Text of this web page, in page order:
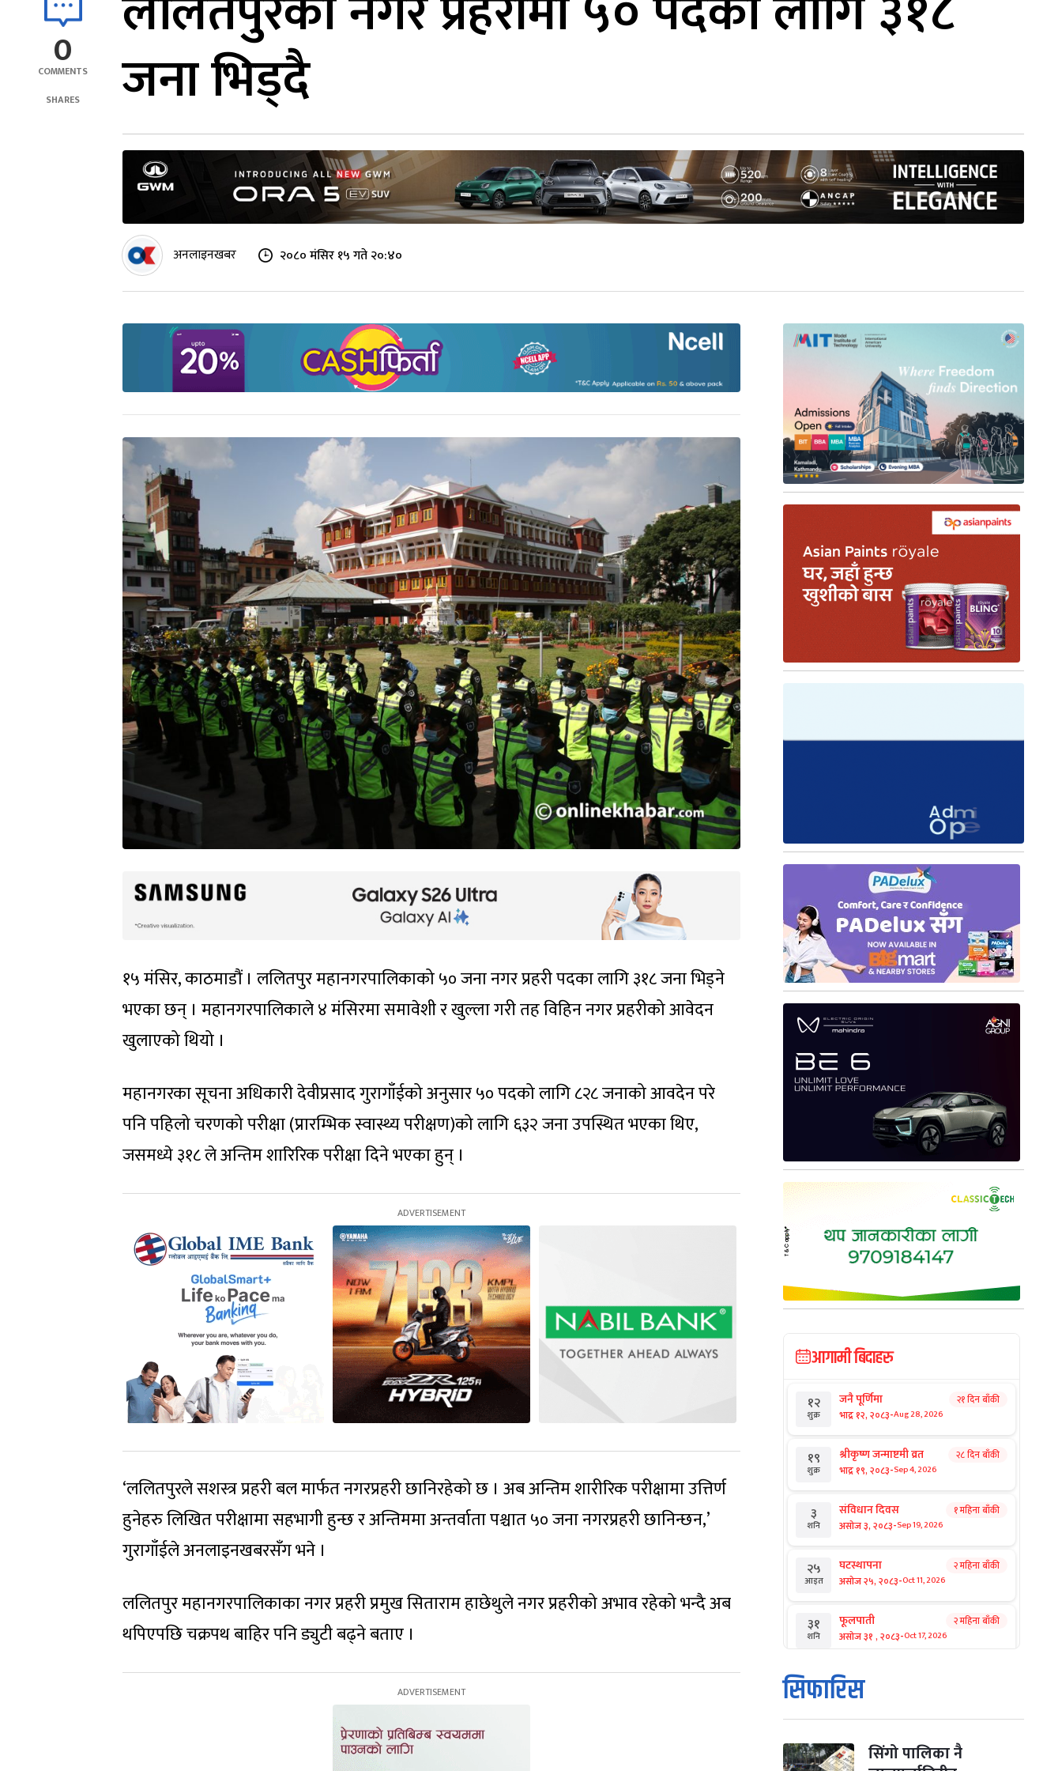
0
COMMENTS
SHARES
जना भिड्दै
अनलाइनखबर २०८० मंसिर १५ गते २०:४०
१५ मंसिर, काठमाडौं । ललितपुर महानगरपालिकाको ५० जना नगर प्रहरी पदका लागि ३१८ जना भिड्ने
भएका छन् । महानगरपालिकाले ४ मंसिरमा समावेशी र खुल्ला गरी तह विहिन नगर प्रहरीको आवेदन
खुलाएको थियो ।
महानगरका सूचना अधिकारी देवीप्रसाद गुरागाँईको अनुसार ५० पदको लागि ८२८ जनाको आवदेन परे
पनि पहिलो चरणको परीक्षा (प्रारम्भिक स्वास्थ्य परीक्षण)को लागि ६३२ जना उपस्थित भएका थिए,
जसमध्ये ३१८ ले अन्तिम शारिरिक परीक्षा दिने भएका हुन् ।
‘ललितपुरले सशस्त्र प्रहरी बल मार्फत नगरप्रहरी छानिरहेको छ । अब अन्तिम शारीरिक परीक्षामा उत्तिर्ण
हुनेहरु लिखित परीक्षामा सहभागी हुन्छ र अन्तिममा अन्तर्वाता पश्चात ५० जना नगरप्रहरी छानिन्छन,’
गुरागाँईले अनलाइनखबरसँग भने ।
ललितपुर महानगरपालिकाका नगर प्रहरी प्रमुख सिताराम हाछेथुले नगर प्रहरीको अभाव रहेको भन्दै अब
थपिएपछि चक्रपथ बाहिर पनि ड्युटी बढ्ने बताए ।
आगामी बिदाहरु
१२
शुक्र
जनै पूर्णिमा
भाद्र १२, २०८३-Aug 28, 2026
२१ दिन बाँकी
१९
शुक्र
श्रीकृष्ण जन्माष्टमी व्रत
भाद्र १९, २०८३-Sep 4, 2026
२८ दिन बाँकी
३
शनि
संविधान दिवस
असोज ३, २०८३-Sep 19, 2026
१ महिना बाँकी
२५
आइत
घटस्थापना
असोज २५, २०८३-Oct 11, 2026
२ महिना बाँकी
३१
शनि
फूलपाती
असोज ३१ , २०८३-Oct 17, 2026
२ महिना बाँकी
१
आइत
कार्तिक सङ्क्रान्ति
कार्तिक १, २०८३
मंगल कार्तिक ३, २०८३- Oct 20, 2026
सिफारिस
सिंगो पालिका नै